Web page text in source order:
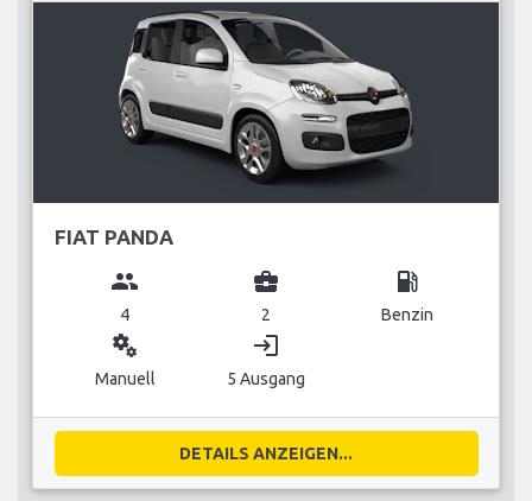
FIAT PANDA
group
4
business_center
2
local_gas_station
Benzin
miscellaneous_services
Manuell
login
5 Ausgang
DETAILS ANZEIGEN...